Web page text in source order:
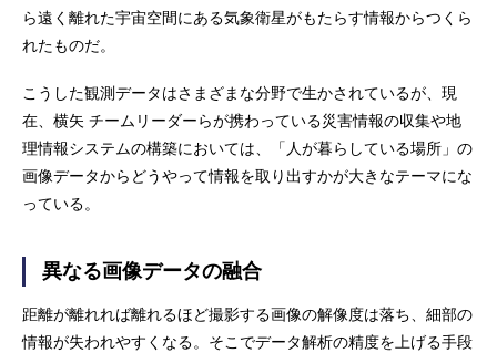
ら遠く離れた宇宙空間にある気象衛星がもたらす情報からつくら
れたものだ。
こうした観測データはさまざまな分野で生かされているが、現
在、横矢 チームリーダーらが携わっている災害情報の収集や地
理情報システムの構築においては、「人が暮らしている場所」の
画像データからどうやって情報を取り出すかが大きなテーマにな
っている。
異なる画像データの融合
距離が離れれば離れるほど撮影する画像の解像度は落ち、細部の
情報が失われやすくなる。そこでデータ解析の精度を上げる手段